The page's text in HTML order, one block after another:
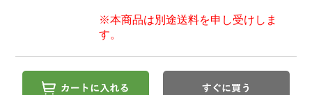
※本商品は別途送料を申し受けしま
す。